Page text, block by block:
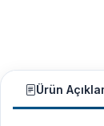
Ürün